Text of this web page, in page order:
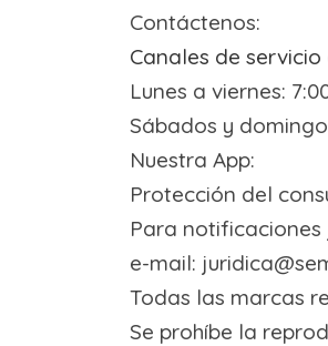
Contáctenos:
Canales de
Lunes a viernes:
Sábados y
Nuestra App:
Protección del
Para notificaciones
e-mail:
Todas las marcas
Se prohíbe la